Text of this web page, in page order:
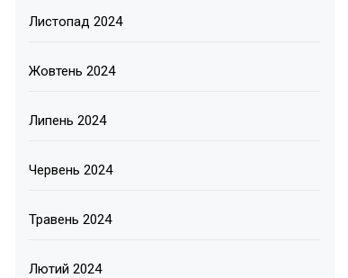
Листопад 2024
Жовтень 2024
Липень 2024
Червень 2024
Травень 2024
Лютий 2024